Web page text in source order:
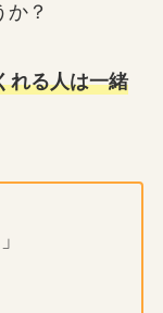
？
れる人は一緒